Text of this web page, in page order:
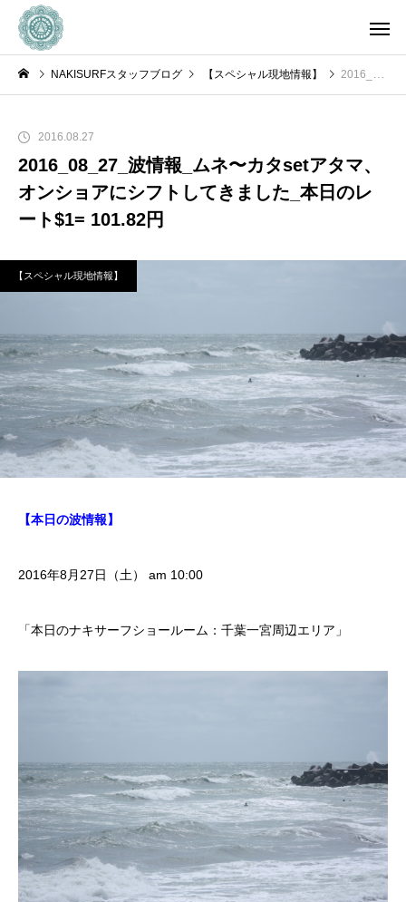
NAKISURFスタッフブログ 【スペシャル現地情報】 2016_08_27_波情報_ムネ〜カタsetアタマ、オンショアにシフトしてきました_本日のレート$1= 101.82円
2016.08.27
2016_08_27_波情報_ムネ〜カタsetアタマ、
オンショアにシフトしてきました_本日のレ
ート$1= 101.82円
【スペシャル現地情報】
【本日の波情報】
2016年8月27日（土） am 10:00
「本日のナキサーフショールーム：千葉一宮周辺エリア」